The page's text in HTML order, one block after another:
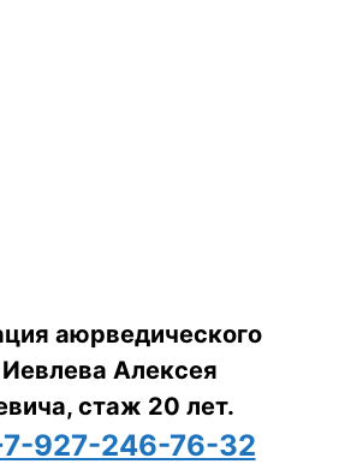
аюрведического
Алексея
стаж 20 лет.
927-246-76-32